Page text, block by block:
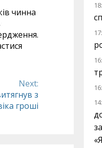
чинна
Next:
з
гроші